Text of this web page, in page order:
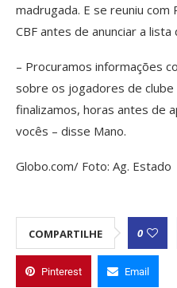
madrugada. E se reuniu com
CBF antes de anunciar a lista
– Procuramos informações
sobre os jogadores de clube
finalizamos, horas antes de
vocês – disse Mano.
Globo.com/ Foto: Ag. Estado
COMPARTILHE 0
Pinterest Email